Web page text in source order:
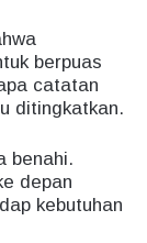
berpuas
catatan
ditingkatkan.
benahi.
depan
kebutuhan